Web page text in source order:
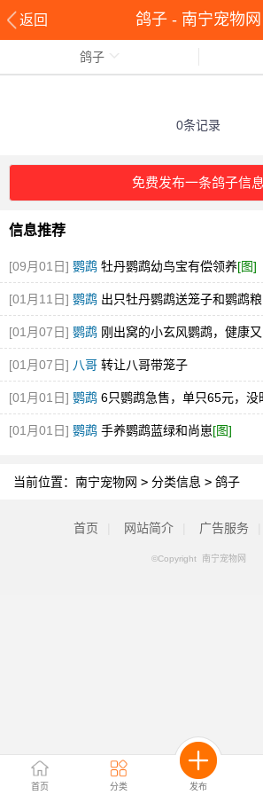
返回 鸽子 - 南宁宠物网
首页 分类 发布
鸽子
0条记录
免费发布一条鸽子信息
信息推荐
[09月01日] 鹦鹉 牡丹鹦鹉幼鸟宝有偿领养[图]
[01月11日] 鹦鹉 出只牡丹鹦鹉送笼子和鹦鹉粮
[01月07日] 鹦鹉 刚出窝的小玄风鹦鹉，健康
[01月07日] 八哥 转让八哥带笼子
[01月01日] 鹦鹉 6只鹦鹉急售，单只65元，没
[01月01日] 鹦鹉 手养鹦鹉蓝绿和尚崽[图]
当前位置： 南宁宠物网 > 分类信息 > 鸽子
首页 网站简介 广告服务
©Copyright 南宁宠物网